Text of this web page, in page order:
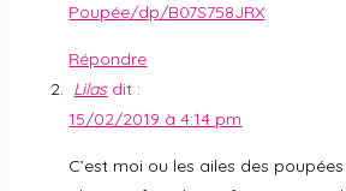
Poupée/dp/B07S758JRX
Répondre
Lilas dit :
15/02/2019 à 4:14 pm
C’est moi ou les ailes des poupées